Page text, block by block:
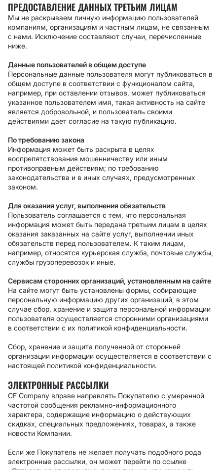
ПРЕДОСТАВЛЕНИЕ ДАННЫХ ТРЕТЬИМ ЛИЦАМ
Мы не раскрываем личную информацию пользователей
компаниям, организациям и частным лицам, не связанным
с нами. Исключение составляют случаи, перечисленные
ниже.
Данные пользователей в общем доступе
Персональные данные пользователя могут публиковаться в
общем доступе в соответствии с функционалом сайта,
например, при оставлении отзывов, может публиковаться
указанное пользователем имя, такая активность на сайте
является добровольной, и пользователь своими
действиями дает согласие на такую публикацию.
По требованию закона
Информация может быть раскрыта в целях
воспрепятствования мошенничеству или иным
противоправным действиям; по требованию
законодательства и в иных случаях, предусмотренных
законом.
Для оказания услуг, выполнения обязательств
Пользователь соглашается с тем, что персональная
информация может быть передана третьим лицам в целях
оказания заказанных на сайте услуг, выполнении иных
обязательств перед пользователем. К таким лицам,
например, относятся курьерская служба, почтовые службы,
службы грузоперевозок и иные.
Сервисам сторонних организаций, установленным на сайте
На сайте могут быть установлены формы, собирающие
персональную информацию других организаций, в этом
случае сбор, хранение и защита персональной информации
пользователя осуществляется сторонними организациями
в соответствии с их политикой конфиденциальности.
Сбор, хранение и защита полученной от сторонней
организации информации осуществляется в соответствии с
настоящей политикой конфиденциальности.
ЭЛЕКТРОННЫЕ РАССЫЛКИ
CF Company вправе направлять Покупателю с умеренной
частотой сообщения рекламно-информационного
характера, содержащие информацию о действующих
скидках, специальных предложениях, товарах, а также
новости Компании.
Если же Покупатель не желает получать подобного рода
электронные рассылки, он может перейти по ссылке